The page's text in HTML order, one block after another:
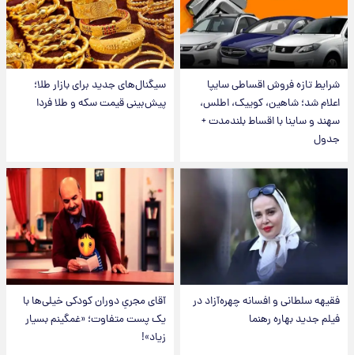
شرایط تازه فروش اقساطی سایپا
اعلام شد؛ شاهین، کوییک، اطلس،
سهند و ساینا با اقساط بلندمدت +
جدول
سیگنال‌های جدید برای بازار طلا؛
پیش‌بینی قیمت سکه و طلا فردا
فقیهه سلطانی و افسانه چهره‌آزاد در
فیلم جدید بهاره رهنما
آقای مجریِ دوران کودکی خیلی‌ها با
یک پست متفاوت؛ «غمگینم بسیار
زیاد»!